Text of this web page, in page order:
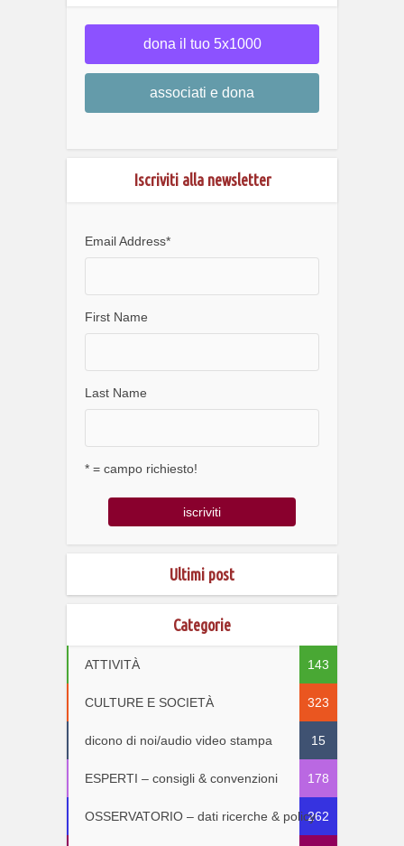
dona il tuo 5x1000
associati e dona
Iscriviti alla newsletter
Email Address*
First Name
Last Name
* = campo richiesto!
Ultimi post
Categorie
ATTIVITÀ 143
CULTURE E SOCIETÀ 323
dicono di noi/audio video stampa 15
ESPERTI – consigli & convenzioni 178
OSSERVATORIO – dati ricerche & policy262